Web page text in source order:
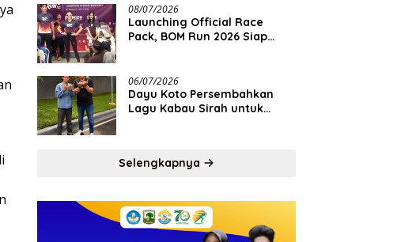
08/07/2026
Launching Official Race
Pack, BOM Run 2026 Siap
06/07/2026
Dayu Koto Persembahkan
Lagu Kabau Sirah untuk
Selengkapnya